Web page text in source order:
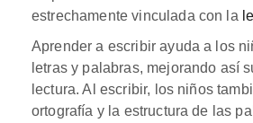
estrechamente vinculada con la
Aprender a escribir ayuda a los
letras y palabras, mejorando así
lectura. Al escribir, los niños
ortografía y la estructura de las